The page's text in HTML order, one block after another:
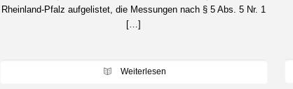
Rheinland-Pfalz aufgelistet, die Messungen nach § 5 Abs. 5 Nr. 1
[…]
Weiterlesen